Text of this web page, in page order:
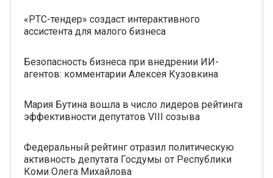
«РТС-тендер» создаст интерактивного
ассистента для малого бизнеса
Безопасность бизнеса при внедрении ИИ-
агентов: комментарии Алексея Кузовкина
Мария Бутина вошла в число лидеров рейтинга
эффективности депутатов VIII созыва
Федеральный рейтинг отразил политическую
активность депутата Госдумы от Республики
Коми Олега Михайлова